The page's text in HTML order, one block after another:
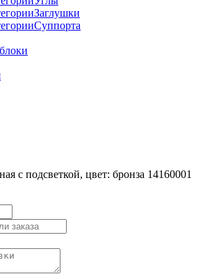
Заглушки
Суппорта
с подсветкой, цвет: бронза 14160001